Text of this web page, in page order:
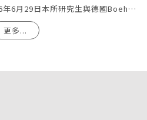
【德國實習】2026年6月29日本所研究生與德國Boehmert & Boehmert專利事務所一同參訪歐洲專利局。
更多...